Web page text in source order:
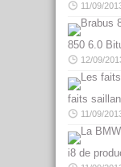
11/09/
850 6.0
12/09/
faits
11/09/
i8 de